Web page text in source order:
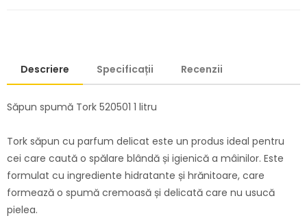
Descriere Specificații Recenzii
Săpun spumă Tork 520501 1 litru
Tork săpun cu parfum delicat este un produs ideal pentru
cei care caută o spălare blândă și igienică a mâinilor. Este
formulat cu ingrediente hidratante și hrănitoare, care
formează o spumă cremoasă și delicată care nu usucă
pielea.